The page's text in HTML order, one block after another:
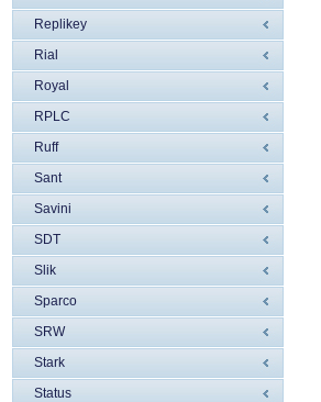
Replikey
Rial
Royal
RPLC
Ruff
Sant
Savini
SDT
Slik
Sparco
SRW
Stark
Status